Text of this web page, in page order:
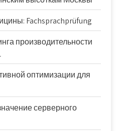
Fachsprachprüfung
производительности
оптимизации для
серверного